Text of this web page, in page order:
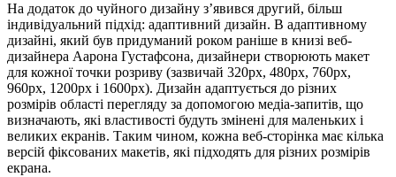
На додаток до чуйного дизайну з’явився другий, більш
індивідуальний підхід: адаптивний дизайн. В адаптивному
дизайні, який був придуманий роком раніше в книзі веб-
дизайнера Аарона Густафсона, дизайнери створюють макет
для кожної точки розриву (зазвичай 320px, 480px, 760px,
960px, 1200px і 1600px). Дизайн адаптується до різних
розмірів області перегляду за допомогою медіа-запитів, що
визначають, які властивості будуть змінені для маленьких і
великих екранів. Таким чином, кожна веб-сторінка має кілька
версій фіксованих макетів, які підходять для різних розмірів
екрана.